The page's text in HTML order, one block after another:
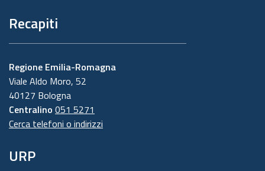
Recapiti
Regione Emilia-Romagna
Viale Aldo Moro, 52
40127 Bologna
Centralino 051 5271
Cerca telefoni o indirizzi
URP